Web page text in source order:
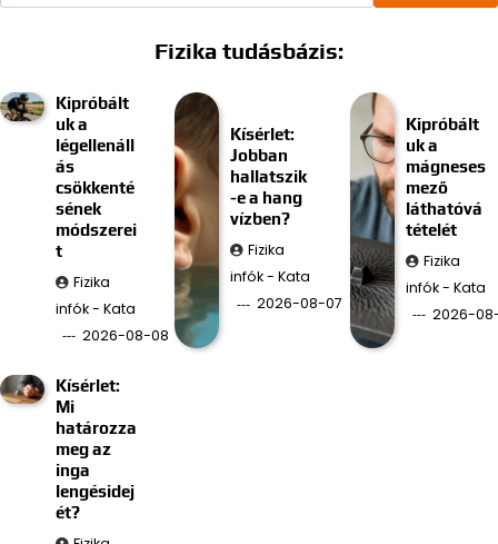
Fizika tudásbázis:
Kipróbált
uk a
légellenáll
ás
csökkenté
sének
módszerei
t
Fizika
infók - Kata
2026-08-08
Kísérlet:
Jobban
hallatszik
-e a hang
vízben?
Fizika
infók - Kata
2026-08-07
Kipróbált
uk a
mágneses
mező
láthatóvá
tételét
Fizika
infók - Kata
2026-
Kísérlet:
Mi
határozza
meg az
inga
lengésidej
ét?